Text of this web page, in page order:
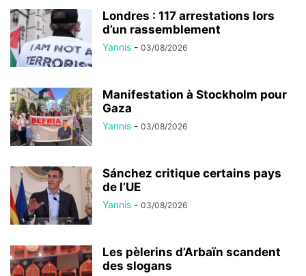
Londres : 117 arrestations lors
d’un rassemblement
Yannis - 03/08/2026
Manifestation à Stockholm pour
Gaza
Yannis - 03/08/2026
Sánchez critique certains pays
de l’UE
Yannis - 03/08/2026
Les pèlerins d’Arbaïn scandent
des slogans